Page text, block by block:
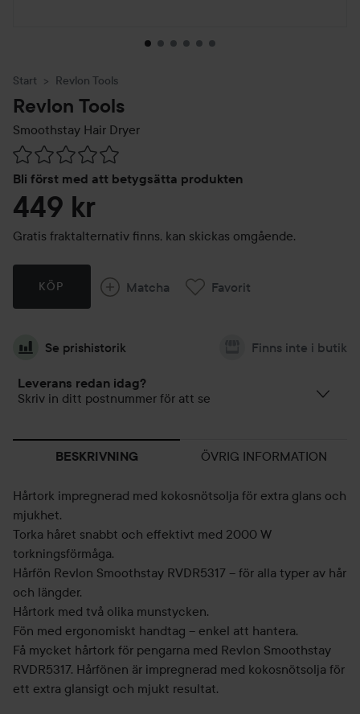
Start Revlon Tools
Revlon Tools
Smoothstay Hair Dryer
Bli först med att betygsätta produkten
Hoppa till Betyg & kommentarer
449 kr
Gratis fraktalternativ finns, kan skickas omgående.
KÖP Matcha Favorit
Se prishistorik Finns inte i butik
Leverans redan idag?
Skriv in ditt postnummer för att se
BESKRIVNING ÖVRIG INFORMATION
Hårtork impregnerad med kokosnötsolja för extra glans och
mjukhet.
Torka håret snabbt och effektivt med 2000 W
torkningsförmåga.
Hårfön Revlon Smoothstay RVDR5317 – för alla typer av hår
och längder.
Hårtork med två olika munstycken.
Fön med ergonomiskt handtag – enkel att hantera.
Få mycket hårtork för pengarna med Revlon Smoothstay
RVDR5317. Hårfönen är impregnerad med kokosnötsolja för
ett extra glansigt och mjukt resultat.